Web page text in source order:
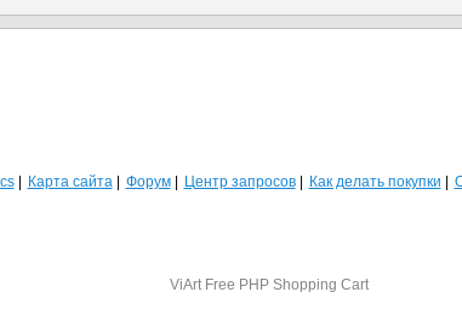
Карта сайта Форум Центр запросов Как делать покупки
ViArt Free PHP Shopping Cart